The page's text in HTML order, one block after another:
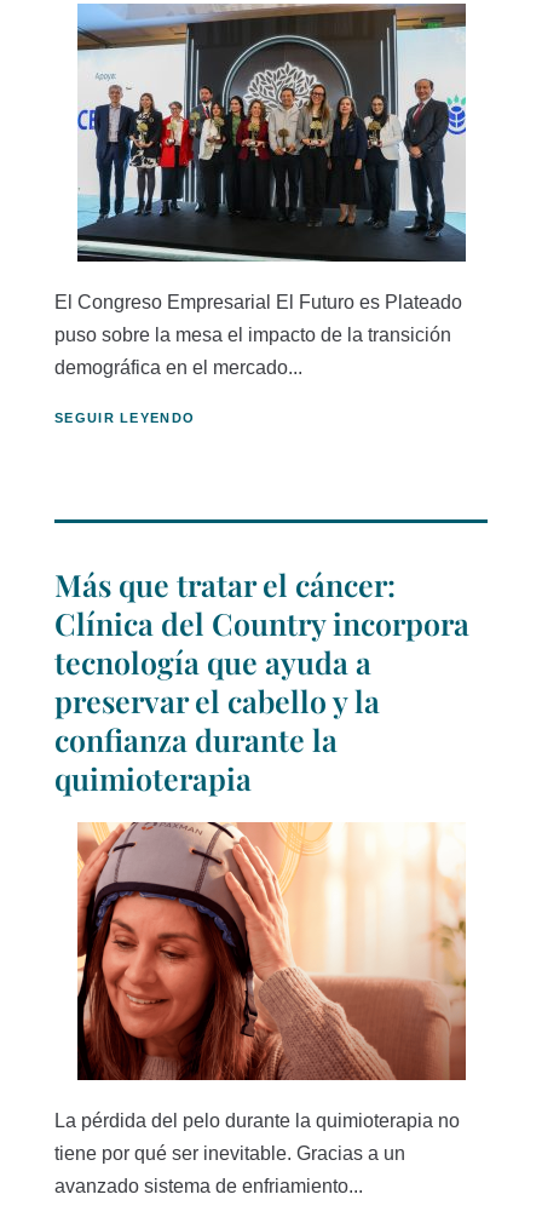
El Congreso Empresarial El Futuro es Plateado
puso sobre la mesa el impacto de la transición
demográfica en el mercado...
SEGUIR LEYENDO
Más que tratar el cáncer:
Clínica del Country incorpora
tecnología que ayuda a
preservar el cabello y la
confianza durante la
quimioterapia
La pérdida del pelo durante la quimioterapia no
tiene por qué ser inevitable. Gracias a un
avanzado sistema de enfriamiento...